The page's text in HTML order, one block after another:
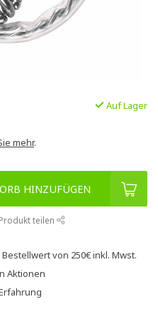
Auf Lager
mehr.
HINZUFÜGEN
teilen
Bestellwert von 250€inkl. Mwst.
Aktionen